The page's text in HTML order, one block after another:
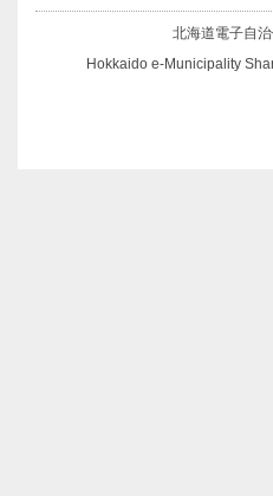
北海道電子自
Hokkaido e-Municipality